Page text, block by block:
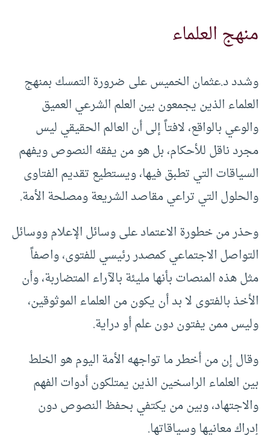
منهج العلماء
وشدد د.عثمان الخميس على ضرورة التمسك بمنهج
العلماء الذين يجمعون بين العلم الشرعي العميق
والوعي بالواقع، لافتاً إلى أن العالم الحقيقي ليس
مجرد ناقل للأحكام، بل هو من يفقه النصوص ويفهم
السياقات التي تطبق فيها، ويستطيع تقديم الفتاوى
والحلول التي تراعي مقاصد الشريعة ومصلحة الأمة.
وحذر من خطورة الاعتماد على وسائل الإعلام ووسائل
التواصل الاجتماعي كمصدر رئيسي للفتوى، واصفاً
مثل هذه المنصات بأنها مليئة بالآراء المتضاربة، وأن
الأخذ بالفتوى لا بد أن يكون من العلماء الموثوقين،
وليس ممن يفتون دون علم أو دراية.
وقال إن من أخطر ما تواجهه الأمة اليوم هو الخلط
بين العلماء الراسخين الذين يمتلكون أدوات الفهم
والاجتهاد، وبين من يكتفي بحفظ النصوص دون
إدراك معانيها وسياقاتها.